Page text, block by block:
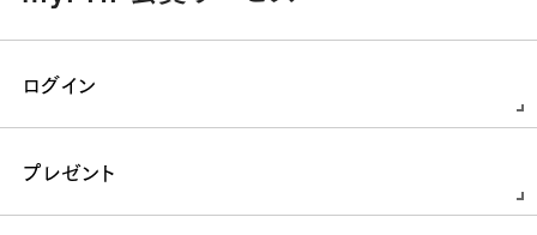
ログイン
プレゼント